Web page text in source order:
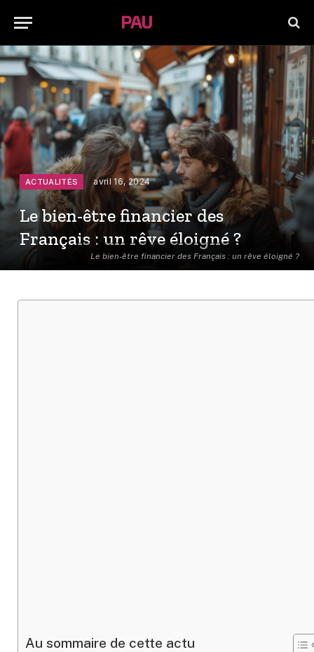
Le bien-être financier des Français : un rêve éloigné ?
ACTUALITÉS avril 16, 2024
Le bien-être financier des
Français : un rêve éloigné ?
Au sommaire de cette actu